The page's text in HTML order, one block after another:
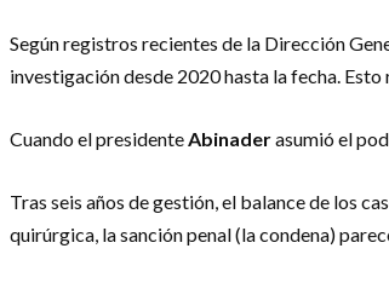
Según registros recientes de la Dirección
investigación desde 2020 hasta la fecha.
Cuando el presidente Abinaderasumió el
Tras seis años de gestión, el balance de los
quirúrgica, la sanción penal (la condena)